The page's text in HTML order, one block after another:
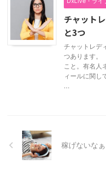
チャット
と3つ
チャットレデ
つあります。
こと。有名人
ィールに関し
...
稼げないな